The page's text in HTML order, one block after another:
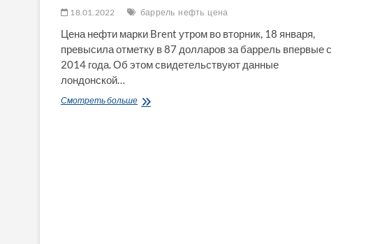
18.01.2022 баррель нефть цена
Цена нефти марки Brent утром во вторник, 18 января,
превысила отметку в 87 долларов за баррель впервые с
2014 года. Об этом свидетельствуют данные
лондонской…
Смотреть большеВпервые